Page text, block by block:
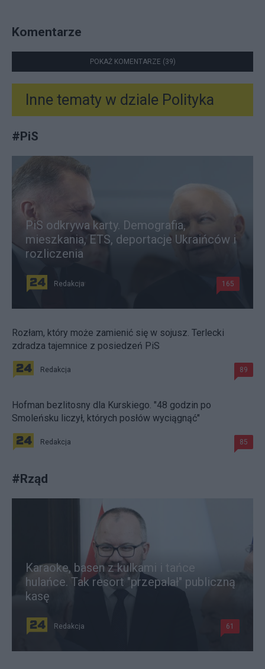
Komentarze
POKAŻ KOMENTARZE (39)
Inne tematy w dziale Polityka
#PiS
PiS odkrywa karty. Demografia,
mieszkania, ETS, deportacje Ukraińców i
rozliczenia
Redakcja 165
Rozłam, który może zamienić się w sojusz. Terlecki
zdradza tajemnice z posiedzeń PiS
Redakcja 89
Hofman bezlitosny dla Kurskiego. "48 godzin po
Smoleńsku liczył, których posłów wyciągnąć"
Redakcja 85
#Rząd
Karaoke, basen z kulkami i tańce
hulańce. Tak resort "przepalał" publiczną
kasę
Redakcja 61